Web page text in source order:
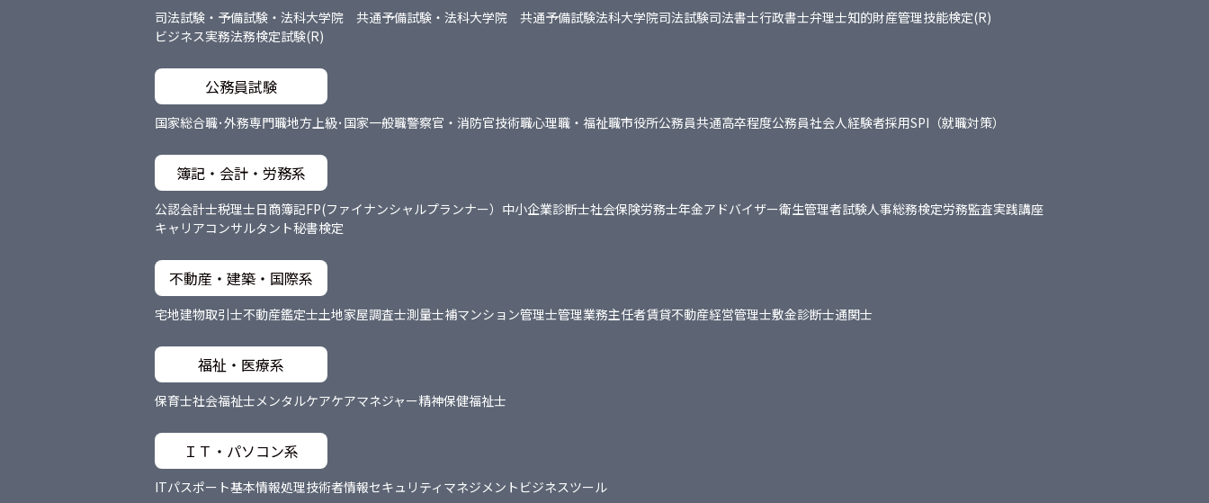
司法試験・予備試験・法科大学院 共通予備試験・法科大学院 共通予備試験法科大学院司法試験司法書士行政書士弁理士知的財産管理技能検定(R)
ビジネス実務法務検定試験(R)
公務員試験
国家総合職･外務専門職地方上級･国家一般職警察官・消防官技術職心理職・福祉職市役所公務員共通高卒程度公務員社会人経験者採用SPI（就職対策）
簿記・会計・労務系
公認会計士税理士日商簿記FP(ファイナンシャルプランナー） 中小企業診断士社会保険労務士年金アドバイザー衛生管理者試験人事総務検定労務監査実践講座
キャリアコンサルタント秘書検定
不動産・建築・国際系
宅地建物取引士不動産鑑定士土地家屋調査士測量士補マンション管理士管理業務主任者賃貸不動産経営管理士敷金診断士通関士
福祉・医療系
保育士社会福祉士メンタルケアケアマネジャー精神保健福祉士
ＩＴ・パソコン系
ITパスポート基本情報処理技術者情報セキュリティマネジメント ビジネスツール